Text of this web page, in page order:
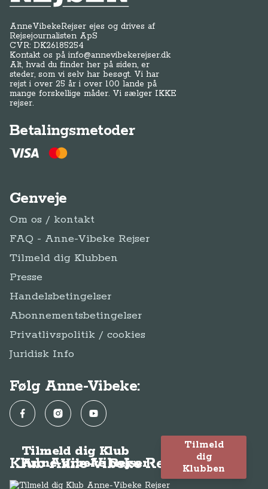
AnneVibekeRejser ejes og drives af
Rejsejournalisten ApS
CVR: DK26185254
Kontakt os påinfo@annevibekerejser.dk
Alt, hvad du finder her på siden, er
steder, som vi selv har besøgt. Vi har
rejst i over 25 år i over 100 lande på
mange forskellige måder. Vi sælger IKKE
rejser.
Betalingsmetoder
Genveje
Om os / kontakt
FAQ - Anne-Vibeke Rejser
Tilmeld dig Klubben
Presse
Handelsbetingelser
Abonnementsbetingelser
Privatlivspolitik / cookies
Juridisk Info
Følg Anne-Vibeke:
FacebookInstagramYouTube
Klub Anne-Vibeke Rejser
Tilmeld dig Klub
Anne-Vibeke Rejser
Tilmeld
dig
Klubben